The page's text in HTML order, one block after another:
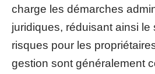
charge les démarches
juridiques, réduisant ainsi le
risques pour les
gestion sont généralement